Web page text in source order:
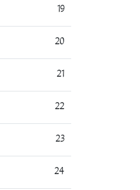
19
20
21
22
23
24